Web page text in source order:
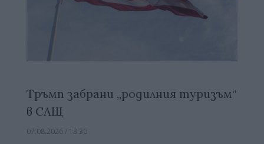
Тръмп забрани „родилния туризъм“
в САЩ
07.08.2026 / 13:30